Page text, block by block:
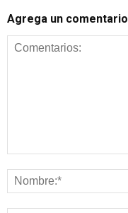
Agrega un comentario